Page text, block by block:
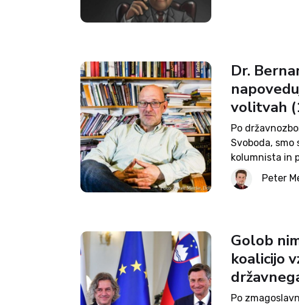
Dr.
volitvah
Po
Svoboda, smo
kolumnista in
za medije dr.
dogajanje v
Peter
Golob
koalicijo
Po